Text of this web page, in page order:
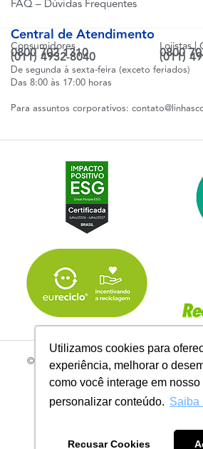
Utilizamos cookies para
experiência, melhorar o
como você interage em nosso
personalizar conteúdo. Saiba
Recusar Cookies
FAQ – Dúvidas Frequentes
Central de Atendimento
Consumidores
0800 702 1310
(011) 4932-8040
Lojistas |
0800
(011)
De segunda à sexta-feira (exceto feriados)
Das 8:00 às 17:00 horas
Para assuntos corporativos:
© 2026 | Todos os Direitos Reservados
R. do Manifesto, 705 - Ipiranga, São